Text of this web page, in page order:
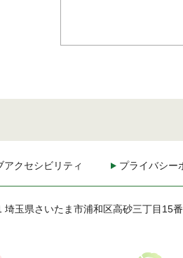
アクセシビリティ プライバシー
埼玉県さいたま市浦和区高砂三丁目15